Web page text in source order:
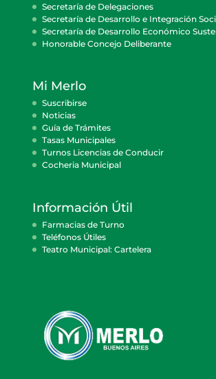
Secretaría de Delegaciones
Secretaría de Desarrollo e Integración
Secretaría de Desarrollo Económico
Honorable Concejo Deliberante
Mi Merlo
Suscribirse
Noticias
Guía de Trámites
Tasas Municipales
Turnos Licencias de Conducir
Cocheria Municipal
Información Útil
Farmacias de Turno
Teléfonos Útiles
Teatro Municipal: Cartelera